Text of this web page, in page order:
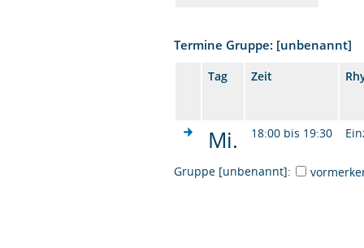
Termine Gruppe: [unbenannt]
Tag Zeit
Mi. 18:00 bis 19:30
Gruppe [unbenannt]: